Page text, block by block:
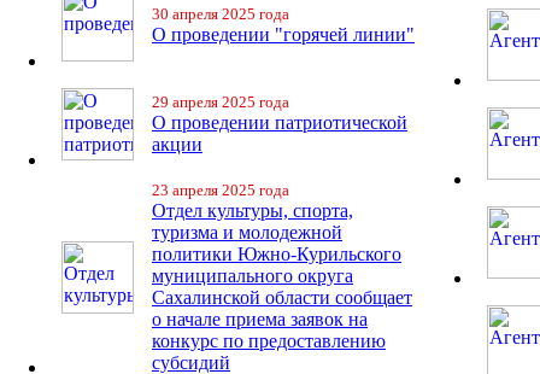
30 апреля 2025 года
О проведении "горячей линии"
29 апреля 2025 года
О проведении патриотической
акции
23 апреля 2025 года
Отдел культуры, спорта,
туризма и молодежной
политики Южно-Курильского
муниципального округа
Сахалинской области сообщает
о начале приема заявок на
конкурс по предоставлению
субсидий